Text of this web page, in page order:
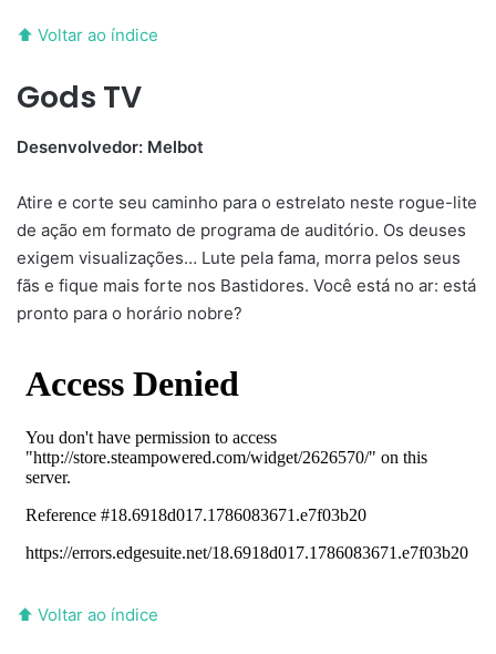
⬆ Voltar ao índice
Gods TV
Desenvolvedor: Melbot
Atire e corte seu caminho para o estrelato neste rogue-lite
de ação em formato de programa de auditório. Os deuses
exigem visualizações… Lute pela fama, morra pelos seus
fãs e fique mais forte nos Bastidores. Você está no ar: está
pronto para o horário nobre?
⬆ Voltar ao índice